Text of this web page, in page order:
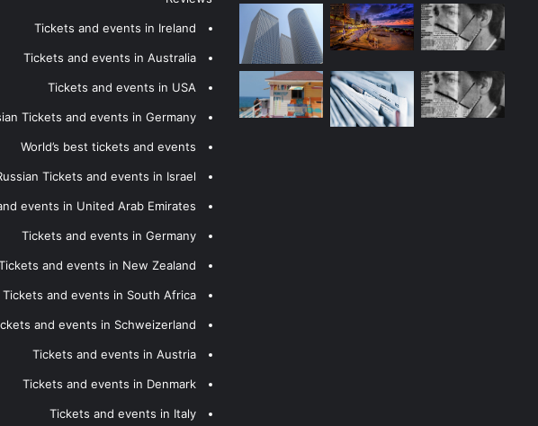
Tickets and events in Ireland
Tickets and events in Australia
Tickets and events in USA
Tickets and events in Germany
World’s best tickets and events
Tickets and events in Israel
events in United Arab Emirates
Tickets and events in Germany
and events in New Zealand
Tickets and events in South Africa
and events in Schweizerland
Tickets and events in Austria
Tickets and events in Denmark
Tickets and events in Italy